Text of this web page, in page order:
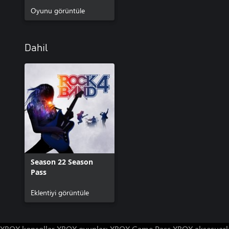
Oyunu görüntüle
Dahil
Season 22 Season
Pass
Eklentiyi görüntüle